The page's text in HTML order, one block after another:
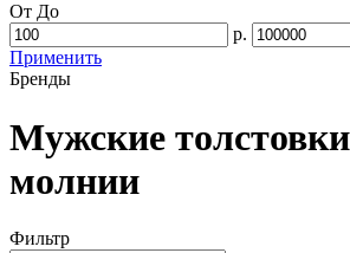
От До
р.
Применить
Бренды
Мужские
молнии
Фильтр